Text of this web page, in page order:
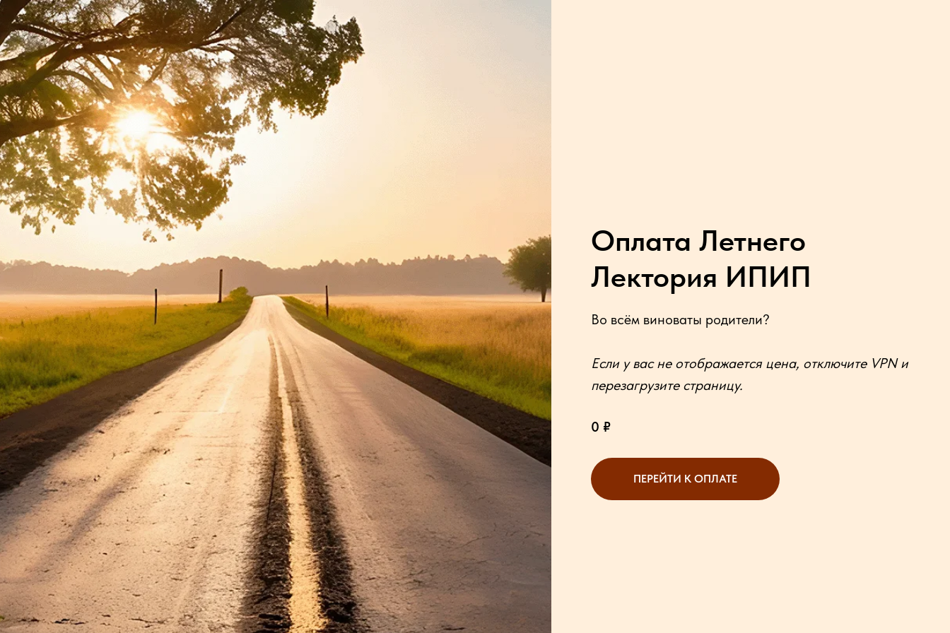
Оплата Летнего
Лектория ИПИП
Во всём виноваты родители?
Если у вас не отображается цена, отключите VPN и
перезагрузите страницу.
0 ₽
ПЕРЕЙТИ К ОПЛАТЕ